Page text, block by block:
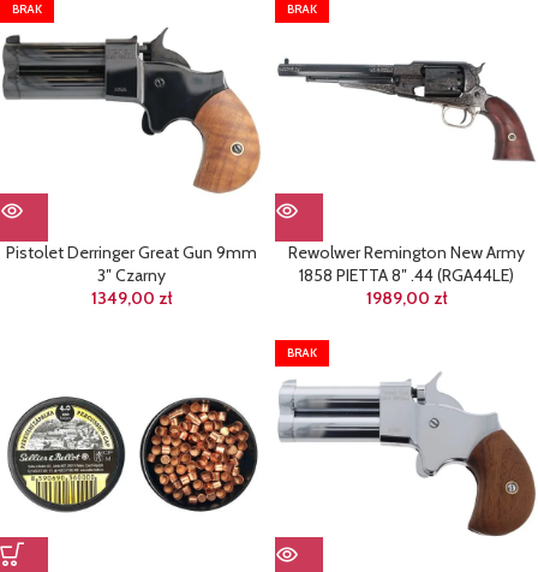
BRAK
Pistolet Derringer Great Gun 9mm
3″ Czarny
1349,00 zł
BRAK
Rewolwer Remington New Army
1858 PIETTA 8″ .44 (RGA44LE)
1989,00 zł
BRAK